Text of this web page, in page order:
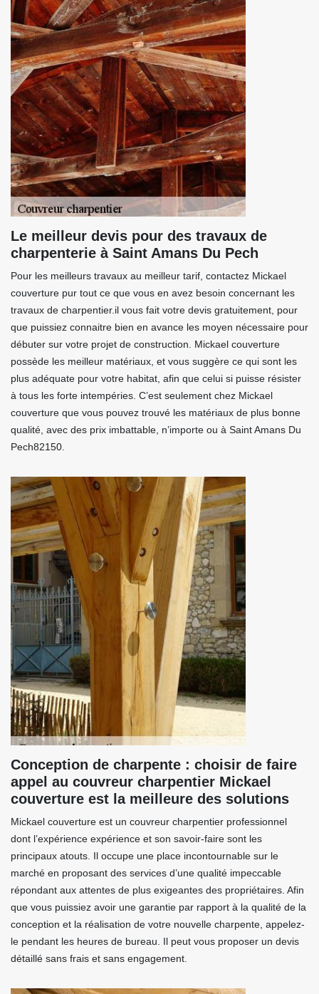
Le meilleur devis pour des travaux de
charpenterie à Saint Amans Du Pech
Pour les meilleurs travaux au meilleur tarif, contactez Mickael
couverture pur tout ce que vous en avez besoin concernant les
travaux de charpentier.il vous fait votre devis gratuitement, pour
que puissiez connaitre bien en avance les moyen nécessaire pour
débuter sur votre projet de construction. Mickael couverture
possède les meilleur matériaux, et vous suggère ce qui sont les
plus adéquate pour votre habitat, afin que celui si puisse résister
à tous les forte intempéries. C’est seulement chez Mickael
couverture que vous pouvez trouvé les matériaux de plus bonne
qualité, avec des prix imbattable, n’importe ou à Saint Amans Du
Pech82150.
Conception de charpente : choisir de faire
appel au couvreur charpentier Mickael
couverture est la meilleure des solutions
Mickael couverture est un couvreur charpentier professionnel
dont l’expérience expérience et son savoir-faire sont les
principaux atouts. Il occupe une place incontournable sur le
marché en proposant des services d’une qualité impeccable
répondant aux attentes de plus exigeantes des propriétaires. Afin
que vous puissiez avoir une garantie par rapport à la qualité de la
conception et la réalisation de votre nouvelle charpente, appelez-
le pendant les heures de bureau. Il peut vous proposer un devis
détaillé sans frais et sans engagement.